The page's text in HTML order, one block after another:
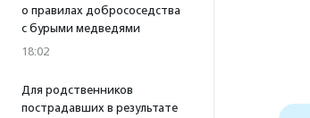
о правилах добрососедства
с бурыми медведями
18:02
Для родственников
пострадавших в результате